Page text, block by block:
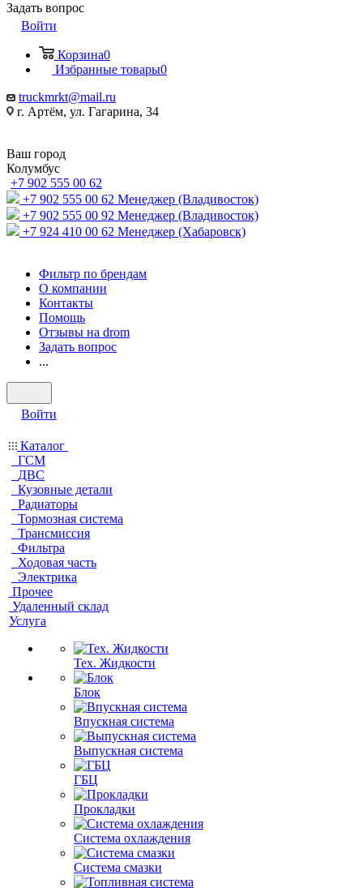
Задать вопрос
Войти
Корзина0
Избранные товары0
truckmrkt@mail.ru
г. Артём, ул. Гагарина, 34
Ваш город
Колумбус
+7 902 555 00 62
+7 902 555 00 62 Менеджер (Владивосток)
+7 902 555 00 92 Менеджер (Владивосток)
+7 924 410 00 62 Менеджер (Хабаровск)
Фильтр по брендам
О компании
Контакты
Помощь
Отзывы на drom
Задать вопрос
...
Войти
Каталог
ГСМ
ДВС
Кузовные детали
Радиаторы
Тормозная система
Трансмиссия
Фильтра
Ходовая часть
Электрика
Прочее
Удаленный склад
Услуга
Тех. Жидкости
Блок
Впускная система
Выпускная система
ГБЦ
Прокладки
Система охлаждения
Система смазки